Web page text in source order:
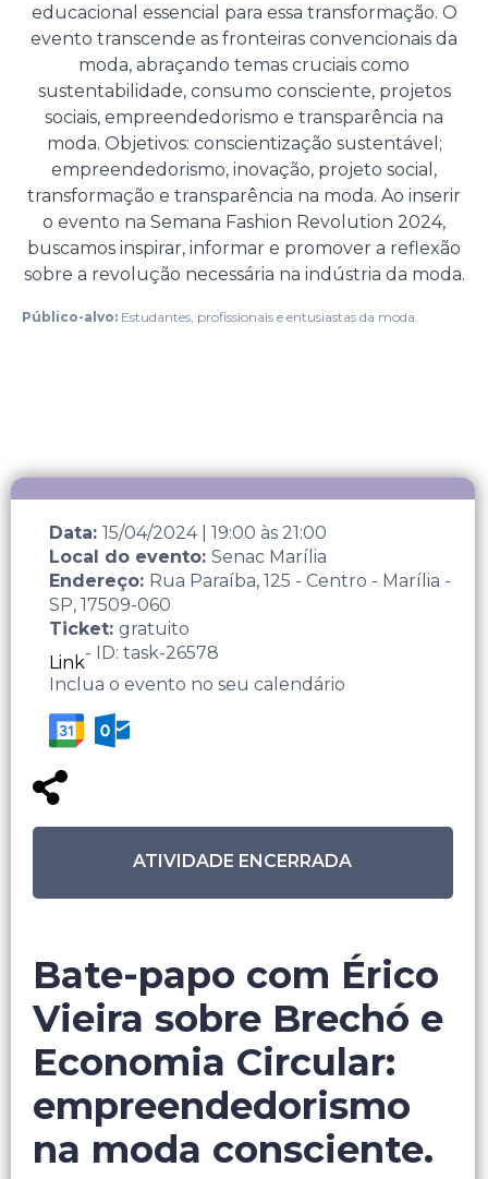
educacional essencial para essa transformação. O
evento transcende as fronteiras convencionais da
moda, abraçando temas cruciais como
sustentabilidade, consumo consciente, projetos
sociais, empreendedorismo e transparência na
moda. Objetivos: conscientização sustentável;
empreendedorismo, inovação, projeto social,
transformação e transparência na moda. Ao inserir
o evento na Semana Fashion Revolution 2024,
buscamos inspirar, informar e promover a reflexão
sobre a revolução necessária na indústria da moda.
Público-alvo: Estudantes, profissionais e entusiastas da moda.
Data: 15/04/2024| 19:00 às 21:00
Local do evento: Senac Marília
Endereço: Rua Paraíba, 125 - Centro - Marília -
SP, 17509-060
Ticket: gratuito
Link- ID: task-26578
Inclua o evento no seu calendário
ATIVIDADE ENCERRADA
Bate-papo com Érico
Vieira sobre Brechó e
Economia Circular:
empreendedorismo
na moda consciente.